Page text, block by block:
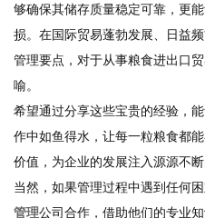
够确保其储存质量稳定可靠，更
损。在国际贸易蓬勃发展、日益
管理要点，对于从事粮食进出口
喻。
希望通过分享这些宝贵的经验，
作中如鱼得水，让每一粒粮食都
价值，为企业的发展注入源源不断
当然，如果管理过程中遇到任何
管理公司合作，借助他们的专业